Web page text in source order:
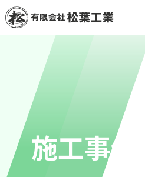
BUSINESS
WORKS
RECRUIT
施工事例